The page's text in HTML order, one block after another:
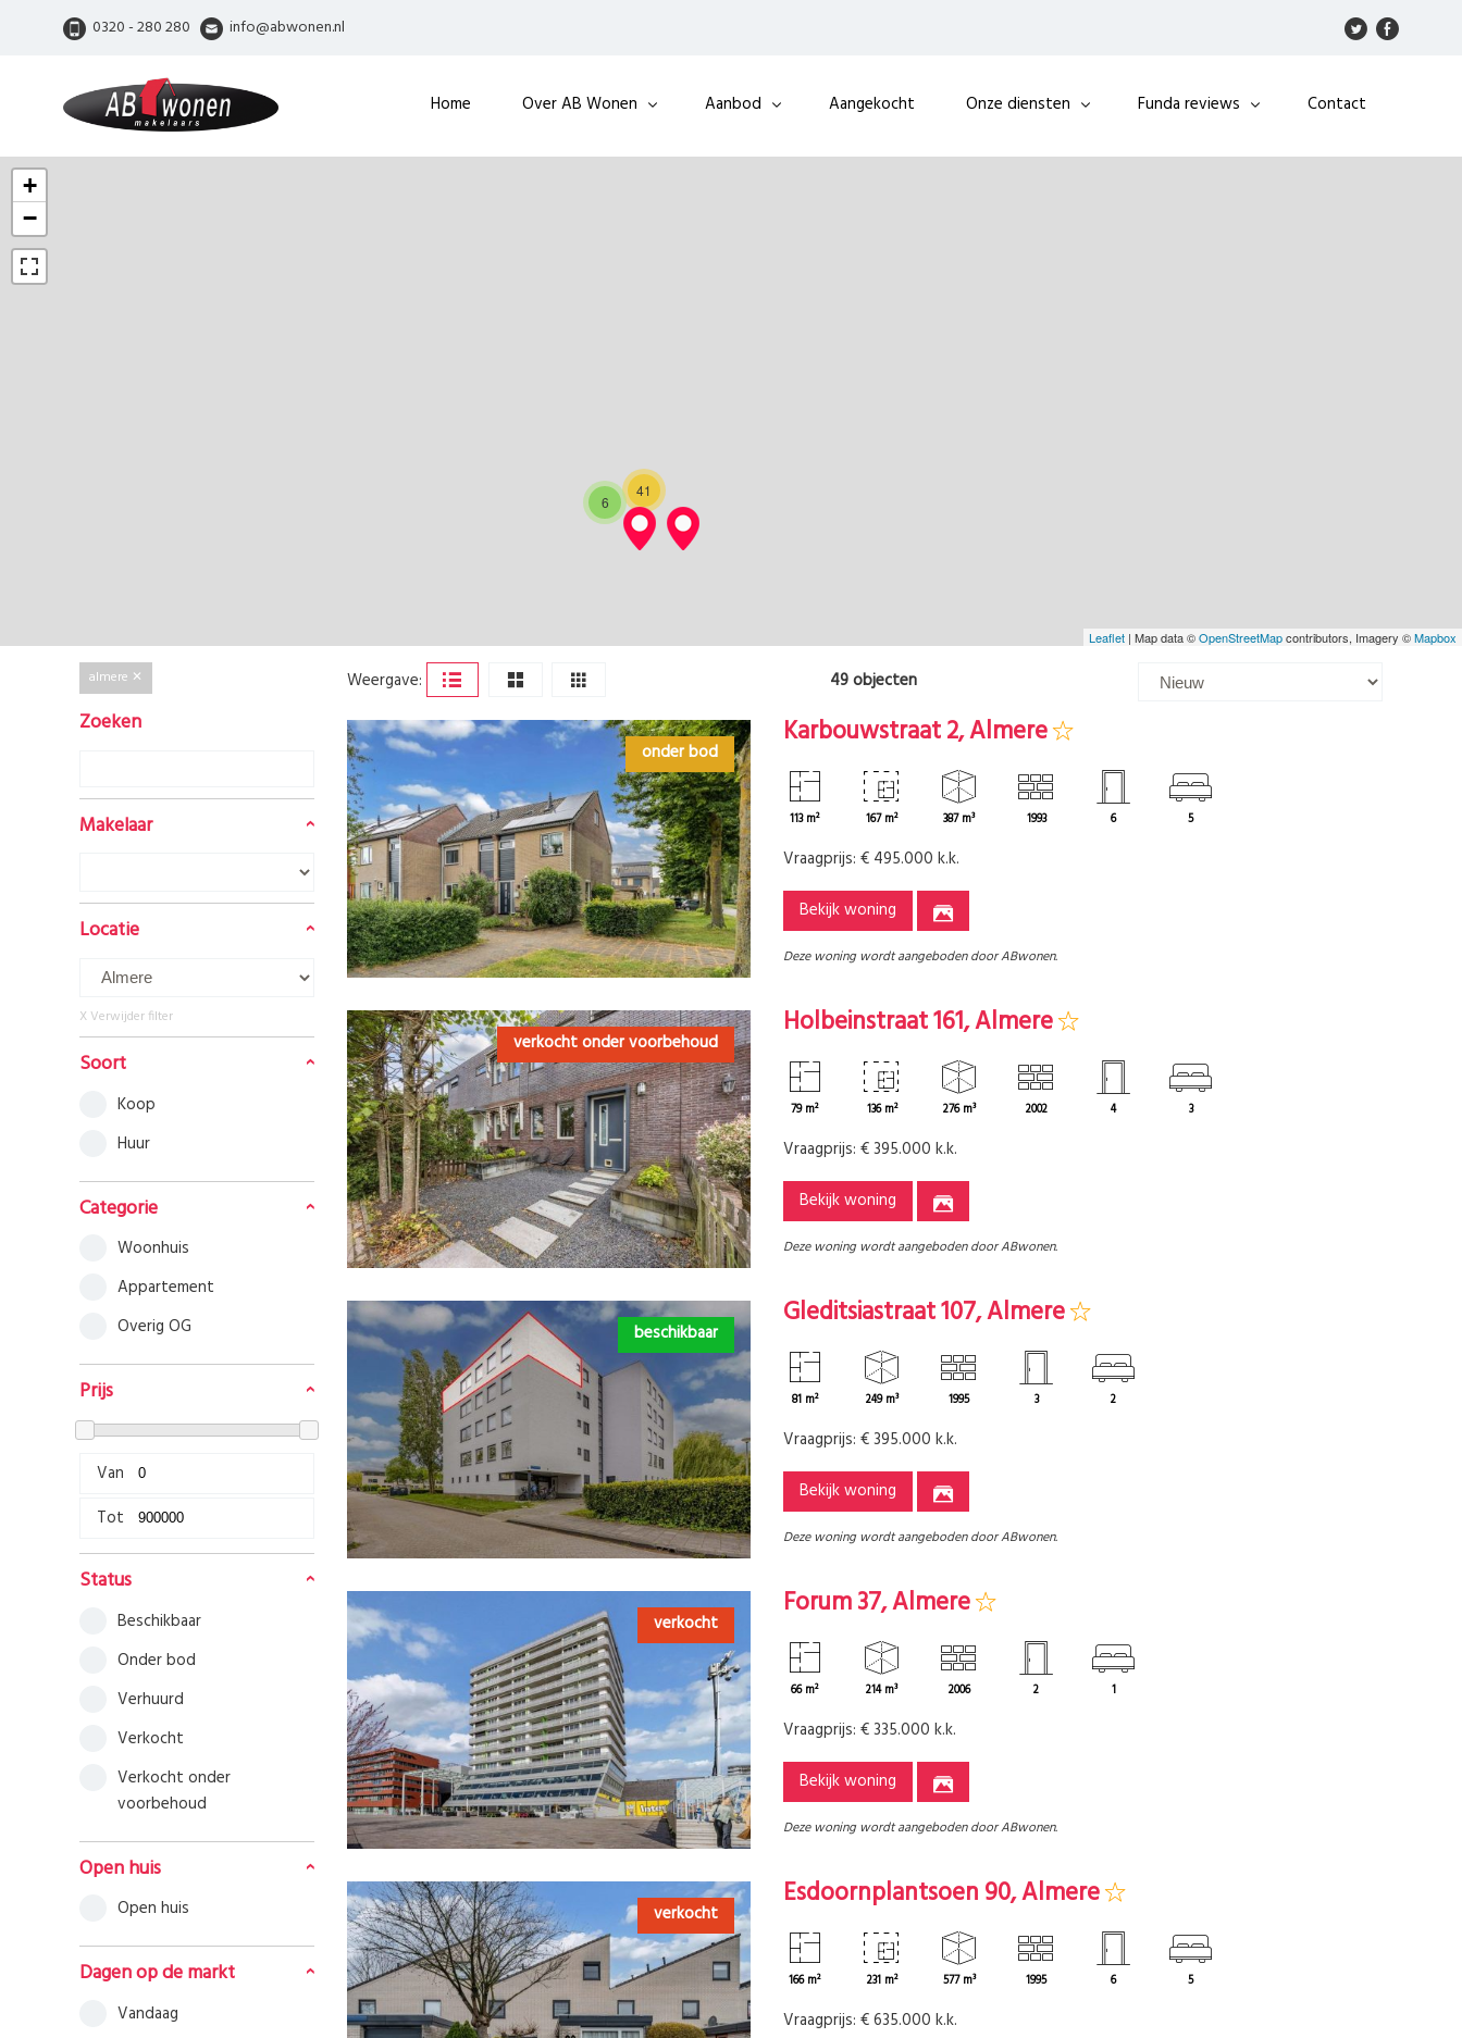
0320 - 280 280 info@abwonen.nl
Home Over AB Wonen Aanbod Aangekocht Onze diensten Funda reviews Contact
6
41
+
−
Leaflet | Map data ©OpenStreetMapcontributors, Imagery ©Mapbox
almere ✕
Zoeken
Makelaar
Locatie
X Verwijder filter
Soort
koop
huur
Categorie
woonhuis
appartement
overig OG
Prijs
Van
Tot
Status
beschikbaar
onder bod
verhuurd
verkocht
verkocht onder
voorbehoud
Open huis
Open huis
Dagen op de markt
Vandaag
Weergave: 49 objecten
onder bod
Karbouwstraat 2, Almere
113 m² 167 m² 387 m³ 1993 6 5
Vraagprijs: € 495.000 k.k.
Bekijk woning
Deze woning wordt aangeboden door ABwonen.
verkocht onder voorbehoud
Holbeinstraat 161, Almere
79 m² 136 m² 276 m³ 2002 4 3
Vraagprijs: € 395.000 k.k.
Bekijk woning
Deze woning wordt aangeboden door ABwonen.
beschikbaar
Gleditsiastraat 107, Almere
81 m² 249 m³ 1995 3 2
Vraagprijs: € 395.000 k.k.
Bekijk woning
Deze woning wordt aangeboden door ABwonen.
verkocht
Forum 37, Almere
66 m² 214 m³ 2006 2 1
Vraagprijs: € 335.000 k.k.
Bekijk woning
Deze woning wordt aangeboden door ABwonen.
verkocht
Esdoornplantsoen 90, Almere
166 m² 231 m² 577 m³ 1995 6 5
Vraagprijs: € 635.000 k.k.